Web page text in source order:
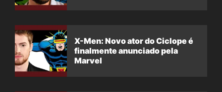
X-Men: Novo ator do Ciclope é
finalmente anunciado pela
Marvel